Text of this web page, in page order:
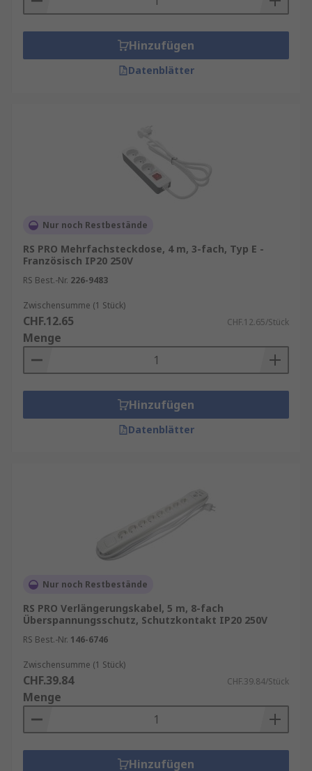
Hinzufügen
Datenblätter
Nur noch Restbestände
RS PRO Mehrfachsteckdose, 4 m, 3-fach, Typ E -
Französisch IP20 250V
RS Best.-Nr. 226-9483
Zwischensumme (1 Stück)
CHF.12.65 CHF.12.65/Stück
Menge
Hinzufügen
Datenblätter
Nur noch Restbestände
RS PRO Verlängerungskabel, 5 m, 8-fach
Überspannungsschutz, Schutzkontakt IP20 250V
RS Best.-Nr. 146-6746
Zwischensumme (1 Stück)
CHF.39.84 CHF.39.84/Stück
Menge
Hinzufügen